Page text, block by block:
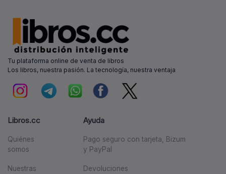
Tu plataforma online de venta de libros
Los libros, nuestra pasión. La tecnología, nuestra ventaja
Libros.cc
Quiénes
somos
Nuestras
Ayuda
Pago seguro con tarjeta, Bizum
y PayPal
Devoluciones